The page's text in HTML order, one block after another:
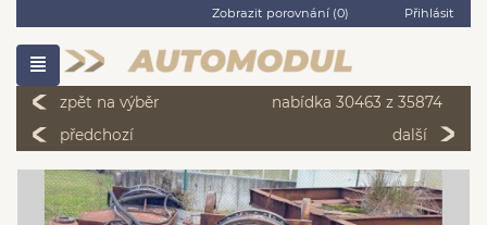
Zobrazit porovnání (0) Přihlásit
zpět na výběr
nabídka 30463 z 35874
předchozí
další